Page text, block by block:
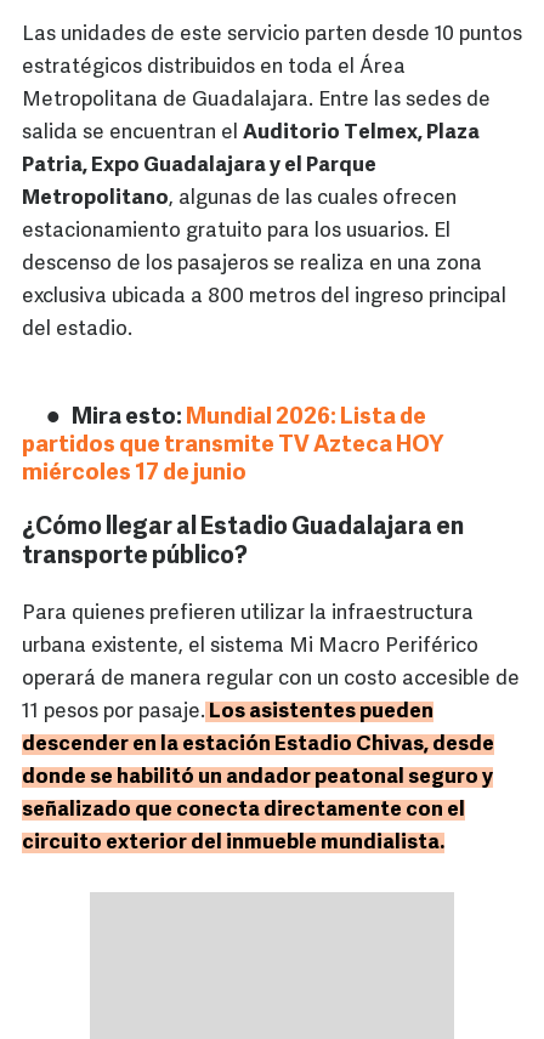
Las unidades de este servicio parten desde 10 puntos
estratégicos distribuidos en toda el Área
Metropolitana de Guadalajara. Entre las sedes de
salida se encuentran el Auditorio Telmex, Plaza
Patria, Expo Guadalajara y el Parque
Metropolitano, algunas de las cuales ofrecen
estacionamiento gratuito para los usuarios. El
descenso de los pasajeros se realiza en una zona
exclusiva ubicada a 800 metros del ingreso principal
del estadio.
Mira esto: Mundial 2026: Lista de
partidos que transmite TV Azteca HOY
miércoles 17 de junio
¿Cómo llegar al Estadio Guadalajara en
transporte público?
Para quienes prefieren utilizar la infraestructura
urbana existente, el sistema Mi Macro Periférico
operará de manera regular con un costo accesible de
11 pesos por pasaje. Los asistentes pueden
descender en la estación Estadio Chivas, desde
donde se habilitó un andador peatonal seguro y
señalizado que conecta directamente con el
circuito exterior del inmueble mundialista.